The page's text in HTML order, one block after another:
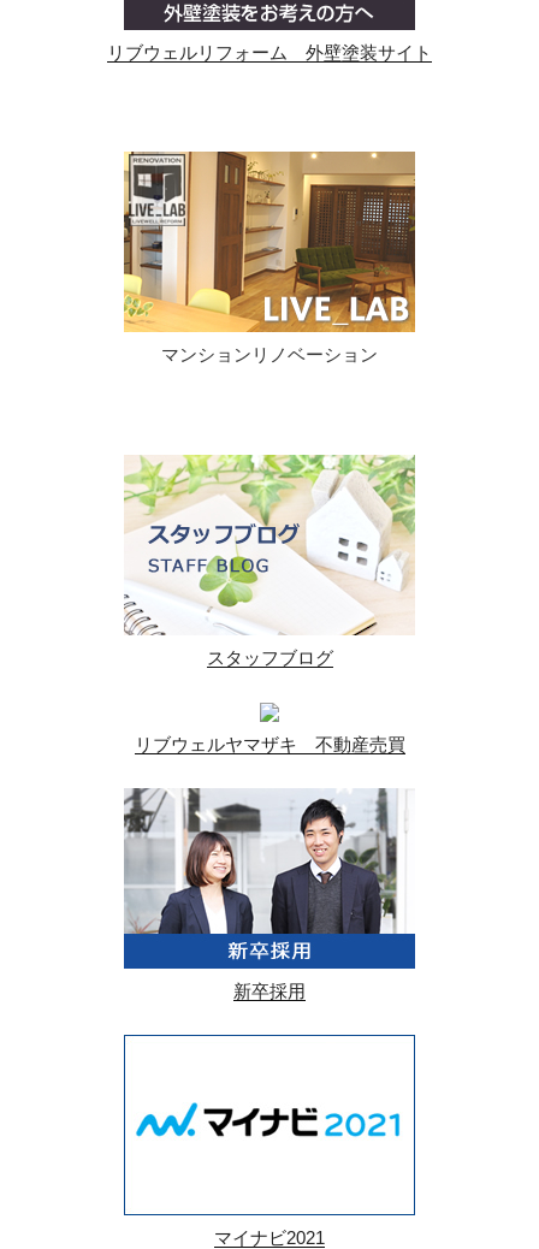
リブウェルリフォーム 外壁塗装サイト
マンションリノベーション
スタッフブログ
リブウェルヤマザキ 不動産売買
新卒採用
マイナビ2021